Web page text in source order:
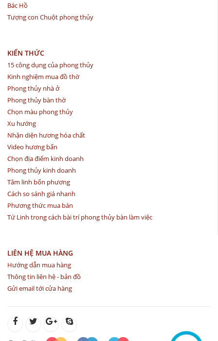
Bác Hồ
Tượng con Chuột phong thủy
KIẾN THỨC
15 công dụng của phong thủy
Kinh nghiệm mua đồ thờ
Phong thủy nhà ở
Phong thủy bàn thờ
Chọn màu phong thủy
Xu hướng
Nhận diện hương hóa chất
Video hương bẩn
Chọn địa điểm kinh doanh
Phong thủy kinh doanh
Tâm linh bốn phương
Cách so sánh giá nhanh
Phương thức mua bán
Tứ Linh trong cách bài trí phong thủy bàn làm việc
LIÊN HỆ MUA HÀNG
Hướng dẫn mua hàng
Thông tin liên hệ - bản đồ
Gửi email tới cửa hàng